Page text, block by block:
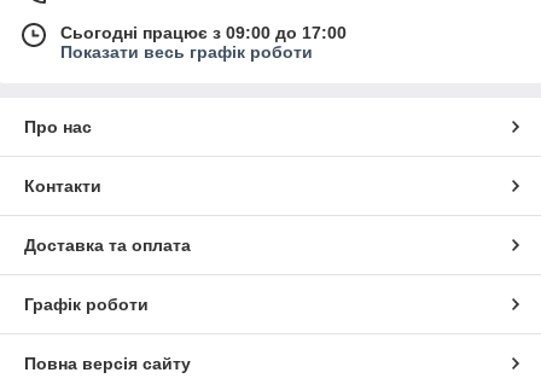
Сьогодні працює з 09:00 до 17:00
Показати весь графік роботи
Про нас
Контакти
Доставка та оплата
Графік роботи
Повна версія сайту